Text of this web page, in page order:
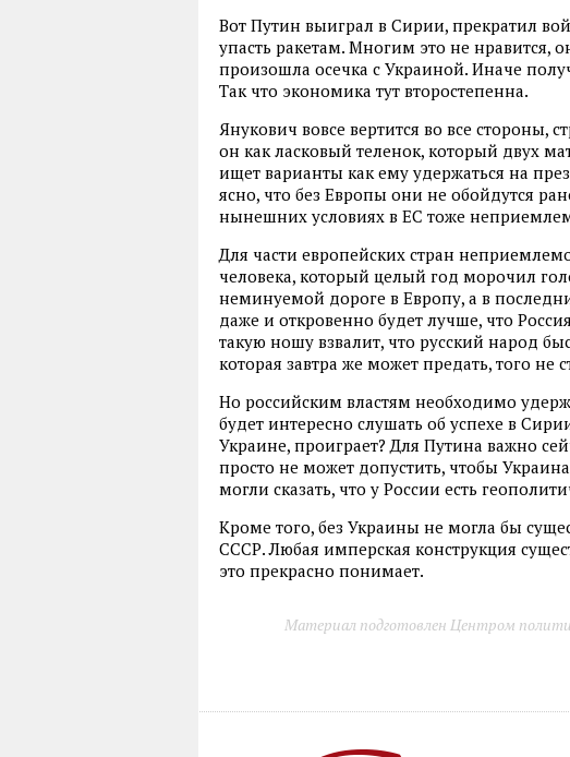
Вот Путин выиграл в Сирии, прекратил
упасть ракетам. Многим это не нравится,
произошла осечка с Украиной. Иначе
Так что экономика тут второстепенна.
Янукович вовсе вертится во все стороны,
он как ласковый теленок, который двух
ищет варианты как ему удержаться на
ясно, что без Европы они не обойдутся
нынешних условиях в ЕС тоже
Для части европейских стран
человека, который целый год морочил
неминуемой дороге в Европу, а в
даже и откровенно будет лучше, что
такую ношу взвалит, что русский народ
которая завтра же может предать, того не
Но российским властям необходимо
будет интересно слушать об успехе в
Украине, проиграет? Для Путина важно
просто не может допустить, чтобы
могли сказать, что у России есть
Кроме того, без Украины не могла бы
СССР. Любая имперская конструкция
это прекрасно понимает.
Материал подготовлен Центром